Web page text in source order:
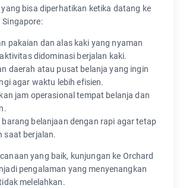
yang bisa diperhatikan ketika datang ke
Singapore:
pakaian dan alas kaki yang nyaman
didominasi berjalan kaki.
daerah atau pusat belanja yang ingin
agar waktu lebih efisien.
jam operasional tempat belanja dan
barang belanjaan dengan rapi agar tetap
saat berjalan.
yang baik, kunjungan ke Orchard
pengalaman yang menyenangkan
melelahkan.